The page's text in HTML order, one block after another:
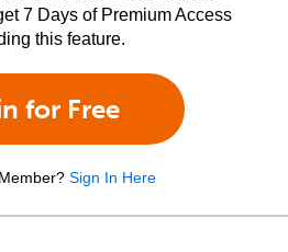
7 Days of Premium Access
this feature.
for Free
Sign In Here